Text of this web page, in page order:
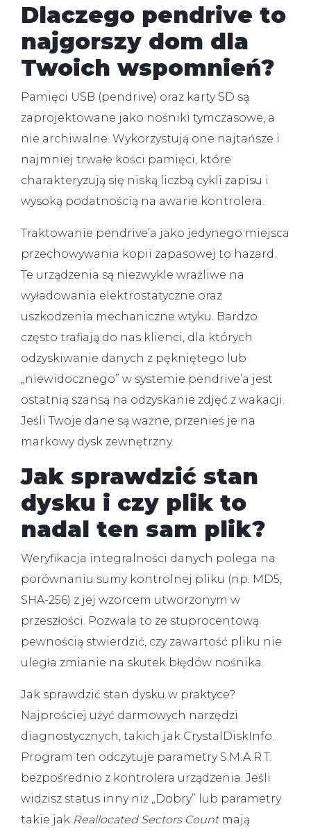
Dlaczego pendrive to
najgorszy dom dla
Twoich wspomnień?
Pamięci USB (pendrive) oraz karty SD są
zaprojektowane jako nośniki tymczasowe, a
nie archiwalne. Wykorzystują one najtańsze i
najmniej trwałe kości pamięci, które
charakteryzują się niską liczbą cykli zapisu i
wysoką podatnością na awarie kontrolera.
Traktowanie pendrive’a jako jedynego miejsca
przechowywania kopii zapasowej to hazard.
Te urządzenia są niezwykle wrażliwe na
wyładowania elektrostatyczne oraz
uszkodzenia mechaniczne wtyku. Bardzo
często trafiają do nas klienci, dla których
odzyskiwanie danych z pękniętego lub
„niewidocznego” w systemie pendrive’a jest
ostatnią szansą na odzyskanie zdjęć z wakacji.
Jeśli Twoje dane są ważne, przenieś je na
markowy dysk zewnętrzny.
Jak sprawdzić stan
dysku i czy plik to
nadal ten sam plik?
Weryfikacja integralności danych polega na
porównaniu sumy kontrolnej pliku (np. MD5,
SHA-256) z jej wzorcem utworzonym w
przeszłości. Pozwala to ze stuprocentową
pewnością stwierdzić, czy zawartość pliku nie
uległa zmianie na skutek błędów nośnika.
Jak sprawdzić stan dysku w praktyce?
Najprościej użyć darmowych narzędzi
diagnostycznych, takich jak CrystalDiskInfo.
Program ten odczytuje parametry S.M.A.R.T.
bezpośrednio z kontrolera urządzenia. Jeśli
widzisz status inny niż „Dobry” lub parametry
takie jak Reallocated Sectors Countmają